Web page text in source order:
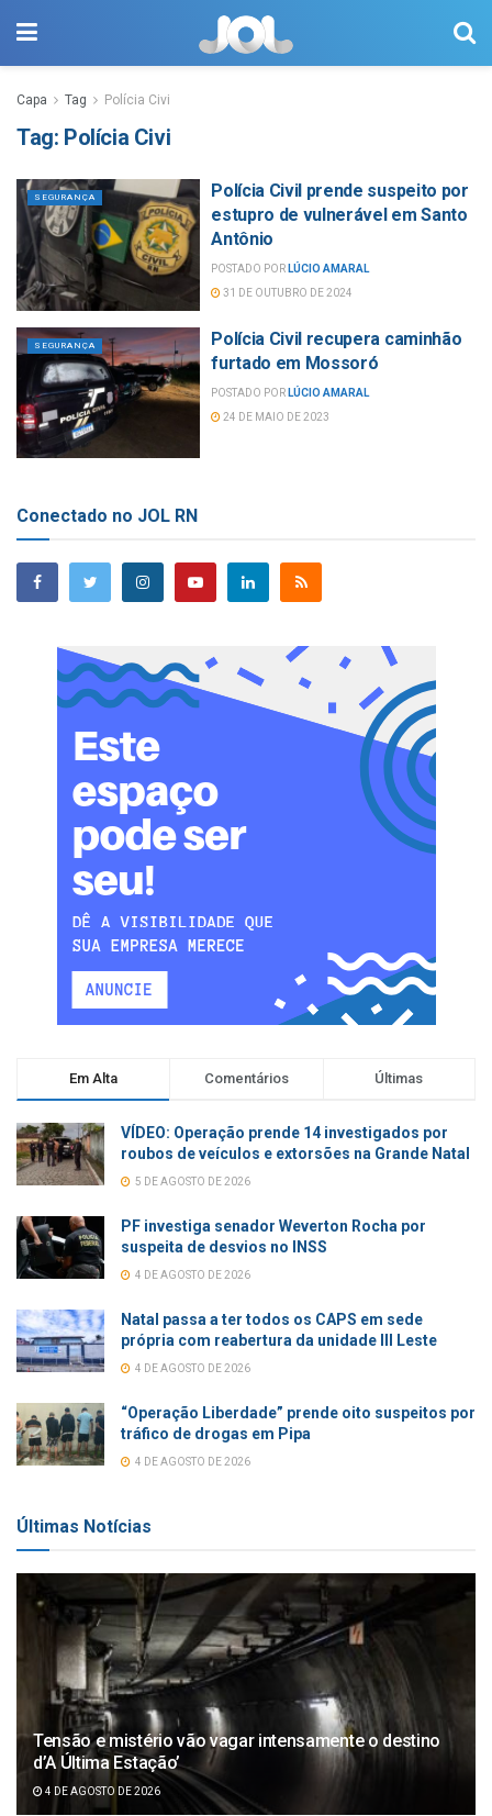
Capa Tag Polícia Civi
Tag: Polícia Civi
SEGURANÇA
Polícia Civil prende suspeito por
estupro de vulnerável em Santo
Antônio
POSTADO POR LÚCIO AMARAL
31 DE OUTUBRO DE 2024
SEGURANÇA
Polícia Civil recupera caminhão
furtado em Mossoró
POSTADO POR LÚCIO AMARAL
24 DE MAIO DE 2023
Conectado no JOL RN
Em Alta Comentários Últimas
VÍDEO: Operação prende 14 investigados por
roubos de veículos e extorsões na Grande Natal
5 DE AGOSTO DE 2026
PF investiga senador Weverton Rocha por
suspeita de desvios no INSS
4 DE AGOSTO DE 2026
Natal passa a ter todos os CAPS em sede
própria com reabertura da unidade III Leste
4 DE AGOSTO DE 2026
“Operação Liberdade” prende oito suspeitos por
tráfico de drogas em Pipa
4 DE AGOSTO DE 2026
Últimas Notícias
Tensão e mistério vão vagar intensamente o destino
d’A Última Estação’
4 DE AGOSTO DE 2026